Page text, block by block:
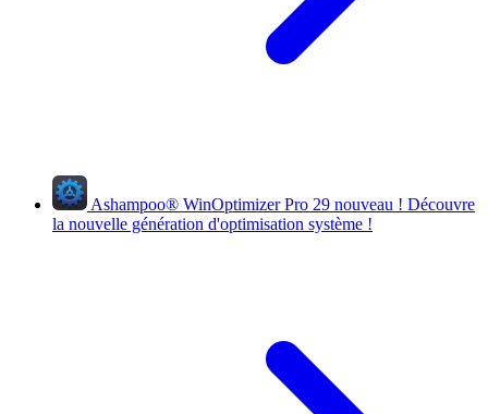
Ashampoo® WinOptimizer Pro 29 nouveau ! Découvre
la nouvelle génération d'optimisation système !